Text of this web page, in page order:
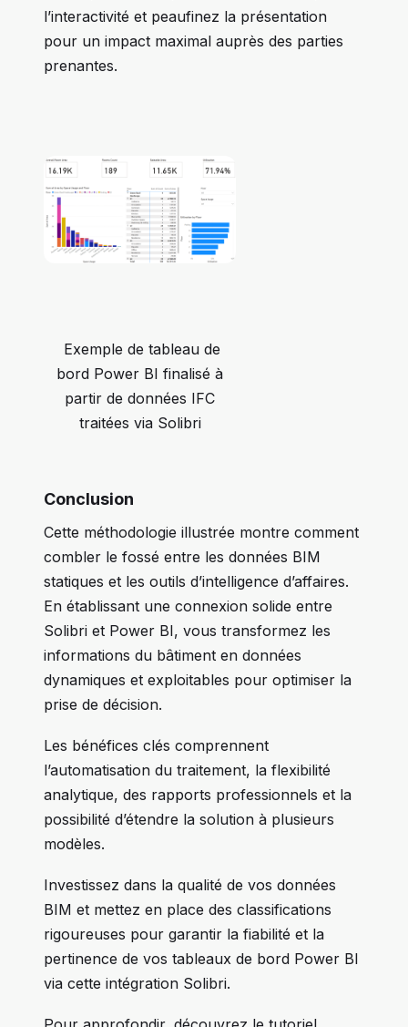
l’interactivité et peaufinez la présentation
pour un impact maximal auprès des parties
prenantes.
Exemple de tableau de
bord Power BI finalisé à
partir de données IFC
traitées via Solibri
Conclusion
Cette méthodologie illustrée montre comment
combler le fossé entre les données BIM
statiques et les outils d’intelligence d’affaires.
En établissant une connexion solide entre
Solibri et Power BI, vous transformez les
informations du bâtiment en données
dynamiques et exploitables pour optimiser la
prise de décision.
Les bénéfices clés comprennent
l’automatisation du traitement, la flexibilité
analytique, des rapports professionnels et la
possibilité d’étendre la solution à plusieurs
modèles.
Investissez dans la qualité de vos données
BIM et mettez en place des classifications
rigoureuses pour garantir la fiabilité et la
pertinence de vos tableaux de bord Power BI
via cette intégration Solibri.